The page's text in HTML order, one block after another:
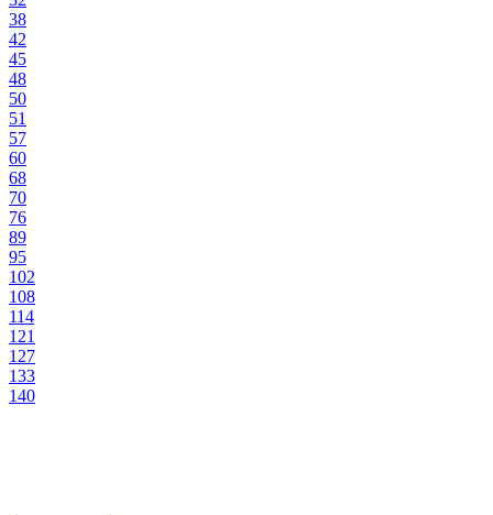
38
42
45
48
50
51
57
60
68
70
76
89
95
102
108
114
121
127
133
140